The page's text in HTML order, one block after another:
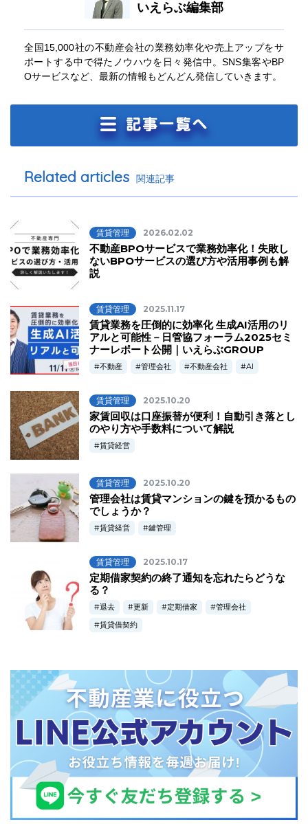
いえらぶ編集部
全国15,000社の不動産会社の業務効率化や売上アップをサ
ポートする中で得たノウハウを日々発信中。SNS集客やBP
Oサービスなど、最新の情報もどんどん発信していきます。
Related articles 関連記事
賃貸管理 2026.02.02
不動産BPOサービスで業務効率化！失敗し
ないBPOサービスの選び方や活用事例も解
説
賃貸管理 2025.11.17
賃貸業務を圧倒的に効率化 生成AI活用のリ
アルと可能性－日管協フォーラム2025セミ
ナーレポート公開｜いえらぶGROUP
不動産 管理会社 不動産会社 AI
賃貸管理 2025.10.20
家賃回収は口座振替が便利！自動引き落とし
のやり方や手数料について解説
賃貸経営
賃貸管理 2025.10.20
管理会社は賃貸マンションの鍵を預かるもの
でしょうか？
賃貸経営 鍵管理
賃貸管理 2025.10.17
定期借家契約の終了通知を忘れたらどうな
る？
退去 更新 定期借家
管理会社
賃貸借契約